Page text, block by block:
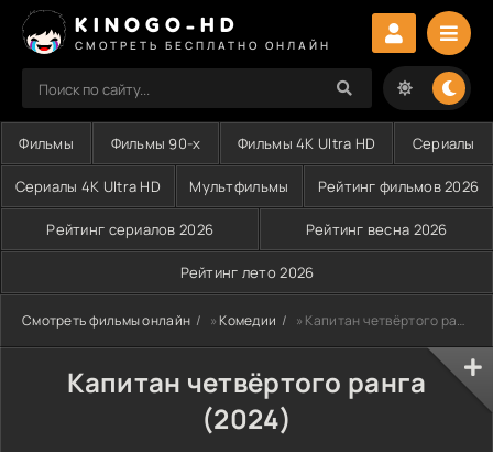
KINOGO-HD
СМОТРЕТЬ БЕСПЛАТНО ОНЛАЙН
Фильмы Фильмы 90-х Фильмы 4K Ultra HD Сериалы
Сериалы 4K Ultra HD Мультфильмы Рейтинг фильмов 2026
Рейтинг сериалов 2026 Рейтинг весна 2026
Рейтинг лето 2026
Смотреть фильмы онлайн »Комедии » Капитан четвёртого ранга (2024)
Капитан четвёртого ранга
(2024)